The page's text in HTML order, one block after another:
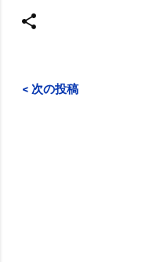
< 次の投稿